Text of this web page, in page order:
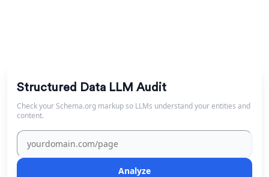
Structured Data LLM Audit
Check your Schema.org markup so LLMs understand your entities and
content.
Analyze